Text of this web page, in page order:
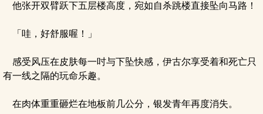
他张开双臂跃下五层楼高度，宛如自杀跳楼直接坠向马路！
「哇，好舒服喔！」
感受风压在皮肤每一吋与下坠快感，伊古尔享受着和死亡只
有一线之隔的玩命乐趣。
在肉体重重砸烂在地板前几公分，银发青年再度消失。